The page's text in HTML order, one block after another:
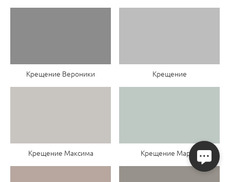
Крещение Вероники Крещение
Крещение Максима Крещение Марии